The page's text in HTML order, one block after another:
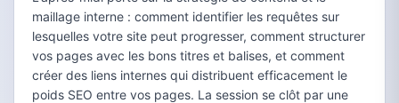
maillage interne : comment identifier les requêtes sur
lesquelles votre site peut progresser, comment structurer
vos pages avec les bons titres et balises, et comment
créer des liens internes qui distribuent efficacement le
poids SEO entre vos pages. La session se clôt par une